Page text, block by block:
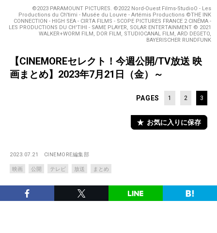
©2023 PARAMOUNT PICTURES. ©2022 Nord-Ouest Films-StudioO - Les
Productions du Ch'timi - Musée du Louvre - Artémis Productions ©THE INK
CONNECTION - HIGH SEA - CIRTA FILMS - SCOPE PICTURES FRANCE 2 CINÉMA -
LES PRODUCTIONS DU CH'TIHI - SAME PLAYER, SOLAR ENTERTAINMENT © 2021
WALKER+WORM FILM, DOR FILM, STUDIOCANAL FILM, ARD DEGETO,
BAYERISCHER RUNDFUNK
【CINEMOREセレクト！今週公開/TV放送 映
画まとめ】2023年7月21日（金）～
PAGES 1 2 3
お気に入りに保存
2023.07.21 CINEMORE編集部
映画 公開 テレビ 放送 まとめ